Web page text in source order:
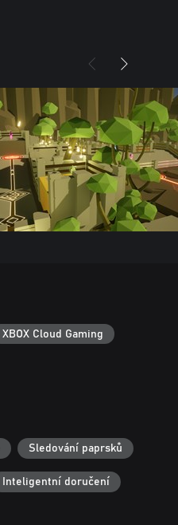
XBOX Cloud Gaming
Sledování paprsků
Inteligentní doručení